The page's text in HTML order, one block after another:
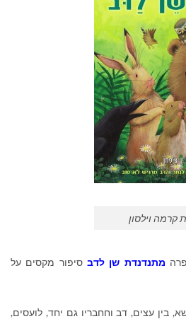
וילסון
מתנדנדת שן לדב סיפור מקסים על
בין עצים, דב וחחבריו גם יחד, לועסים,